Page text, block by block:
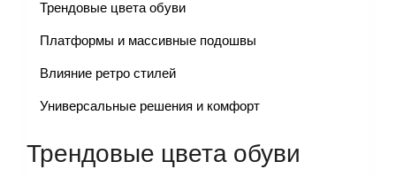
Трендовые цвета обуви
Платформы и массивные подошвы
Влияние ретро стилей
Универсальные решения и комфорт
Трендовые цвета обуви